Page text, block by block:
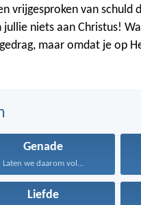
vrijgesproken van schuld
niets aan Christus!
maar omdat je op
Genade
Laten we daarom vol...
Liefde